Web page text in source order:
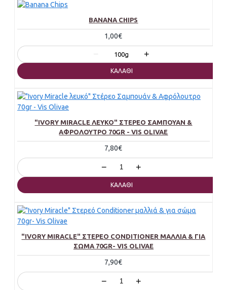
BANANA CHIPS
1,00€
− 100g +
ΚΑΛΆΘΙ
"IVORY MIRACLE ΛΕΥΚΌ" ΣΤΈΡΕΟ ΣΑΜΠΟΥΆΝ &
ΑΦΡΌΛΟΥΤΡΟ 70GR - VIS OLIVAE
7,80€
− +
ΚΑΛΆΘΙ
"IVORY MIRACLE" ΣΤΕΡΕΌ CONDITIONER ΜΑΛΛΙΆ & ΓΙΑ
ΣΏΜΑ 70GR- VIS OLIVAE
7,90€
− +